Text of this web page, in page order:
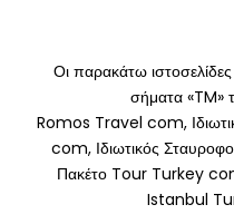
Οι παρακάτω
σήματα «TM»
Romos Travel com,
com, Ιδιωτικός
Πακέτο Tour Turkey
Istanbul